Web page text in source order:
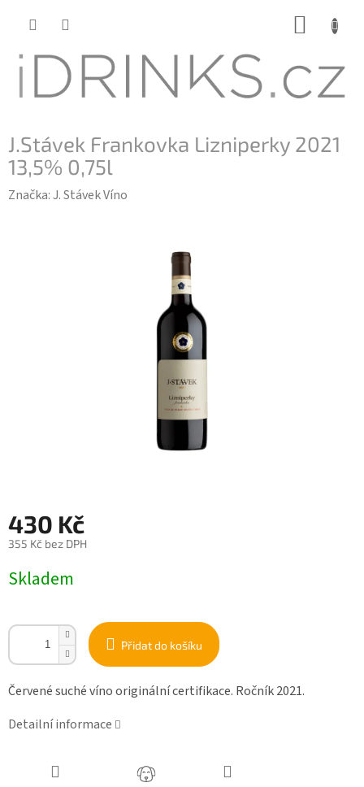
J.Stávek Frankovka Lizniperky 2021
13,5% 0,75l
Značka:J. Stávek Víno
430 Kč
355 Kč bez DPH
cena:
Skladem
Přidat do košíku
Červené suché víno originální certifikace. Ročník 2021.
Detailní informace